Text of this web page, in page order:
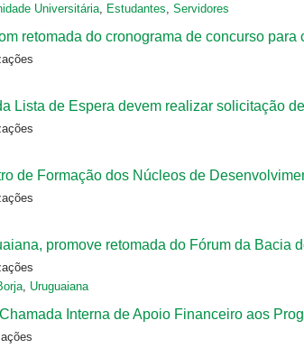
Universitária, Estudantes, Servidores
retomada do cronograma de concurso
Lista de Espera devem realizar solicitação
de Formação dos Núcleos de
promove retomada do Fórum da Bacia
, Uruguaiana
Interna de Apoio Financeiro aos